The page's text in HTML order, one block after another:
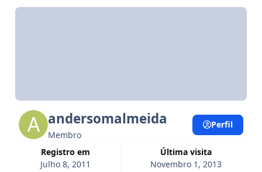
andersomalmeida
Membro
Registro em
Julho 8, 2011
Última visita
Novembro 1, 2013
Perfil